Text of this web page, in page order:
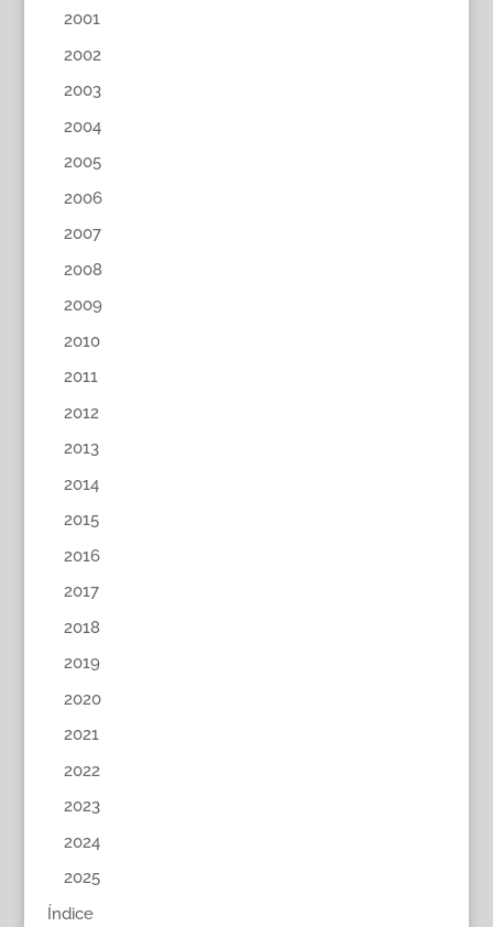
2001
2002
2003
2004
2005
2006
2007
2008
2009
2010
2011
2012
2013
2014
2015
2016
2017
2018
2019
2020
2021
2022
2023
2024
2025
Índice